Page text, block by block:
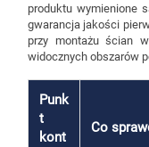
produktu wymienione
gwarancja jakości
przy montażu ścian
widocznych obszarów
Punk
t
kont
Co